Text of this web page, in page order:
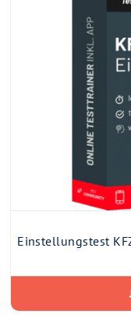
Einstellungstest